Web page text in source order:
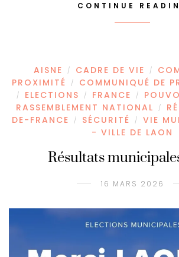
CONTINUE
AISNE / CADRE DE VIE /
PROXIMITÉ
/ COMMUNIQUÉ DE
/ ELECTIONS / FRANCE /
RASSEMBLEMENT NATIONAL /
DE-FRANCE
/ SÉCURITÉ /
VIE
- VILLE DE LAON
Résultats
16 MARS 2026